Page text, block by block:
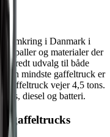
omkring i Danmark i
er paller og materialer der
bredt udvalg til både
mindste gaffeltruck er
gaffeltruck vejer 4,5 tons.
diesel og batteri.
gaffeltrucks